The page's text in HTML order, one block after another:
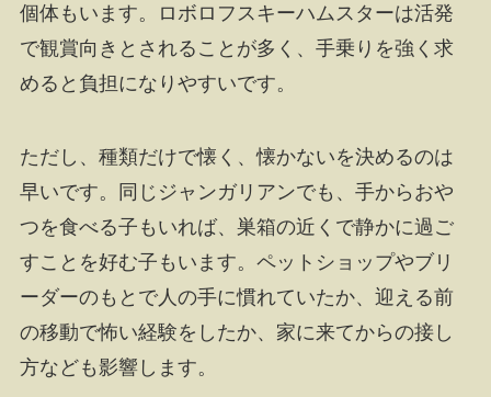
個体もいます。ロボロフスキーハムスターは活発
で観賞向きとされることが多く、手乗りを強く求
めると負担になりやすいです。
ただし、種類だけで懐く、懐かないを決めるのは
早いです。同じジャンガリアンでも、手からおや
つを食べる子もいれば、巣箱の近くで静かに過ご
すことを好む子もいます。ペットショップやブリ
ーダーのもとで人の手に慣れていたか、迎える前
の移動で怖い経験をしたか、家に来てからの接し
方なども影響します。